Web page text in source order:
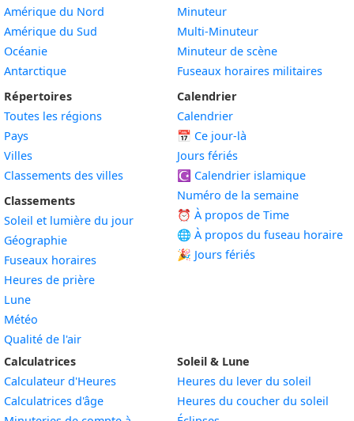
Amérique du Nord
Amérique du Sud
Océanie
Antarctique
Répertoires
Toutes les régions
Pays
Villes
Classements des villes
Classements
Soleil et lumière du jour
Géographie
Fuseaux horaires
Heures de prière
Lune
Météo
Qualité de l'air
Minuteur
Multi-Minuteur
Minuteur de scène
Fuseaux horaires militaires
Calendrier
Calendrier
📅 Ce jour-là
Jours fériés
☪️ Calendrier islamique
Numéro de la semaine
⏰ À propos de Time
🌐 À propos du fuseau horaire
🎉 Jours fériés
Calculatrices
Calculateur d'Heures
Calculatrices d'âge
Soleil & Lune
Heures du lever du soleil
Heures du coucher du soleil